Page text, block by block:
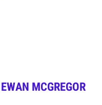
EWAN MCGREGOR